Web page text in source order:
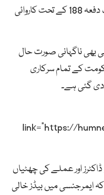
خلاف ورزی کرنے والوں کے خلاف دفعہ 188 کے تحت کاروائی
بھی ناگہانی صورت حال
کے تمام سرکاری
دی گئی ہے۔
link=”https://
اور عملے کی چھٹیاں
ایمرجنسی میں بیڈز خالی